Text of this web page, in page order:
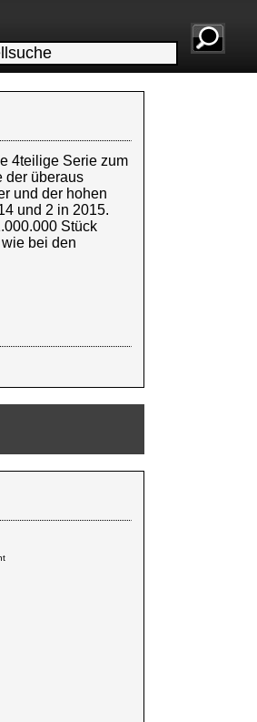
4teilige Serie zum
der überaus
und der hohen
und 2 in 2015.
Stück
bei den